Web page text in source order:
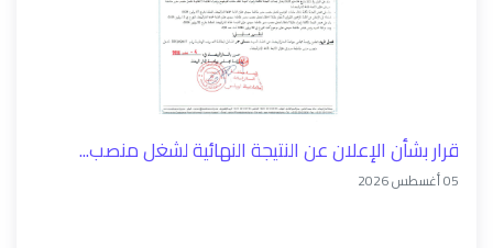
قرار بشأن الإعلان عن النتيجة النهائية لشغل منصب...
05 أغسطس 2026